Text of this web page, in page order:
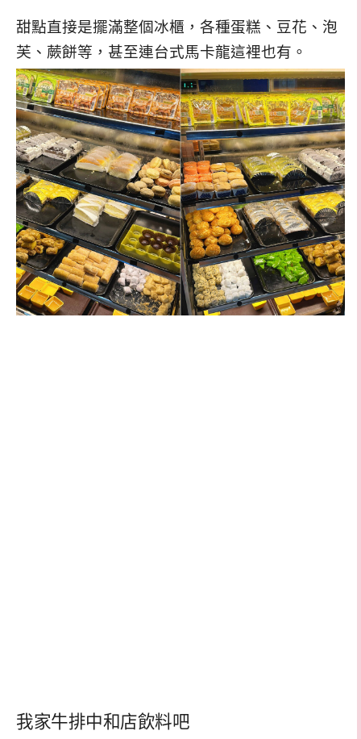
甜點直接是擺滿整個冰櫃，各種蛋糕、豆花、泡
芙、蕨餅等，甚至連台式馬卡龍這裡也有。
我家牛排中和店飲料吧